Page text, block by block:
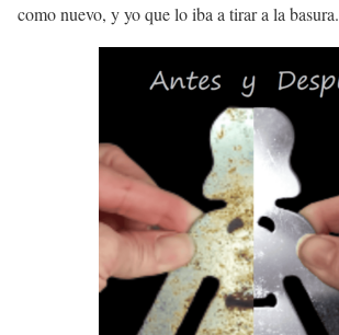
como nuevo, y yo que lo iba a tirar a la basura.